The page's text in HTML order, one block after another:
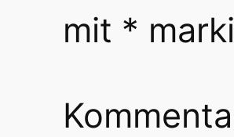
mit *